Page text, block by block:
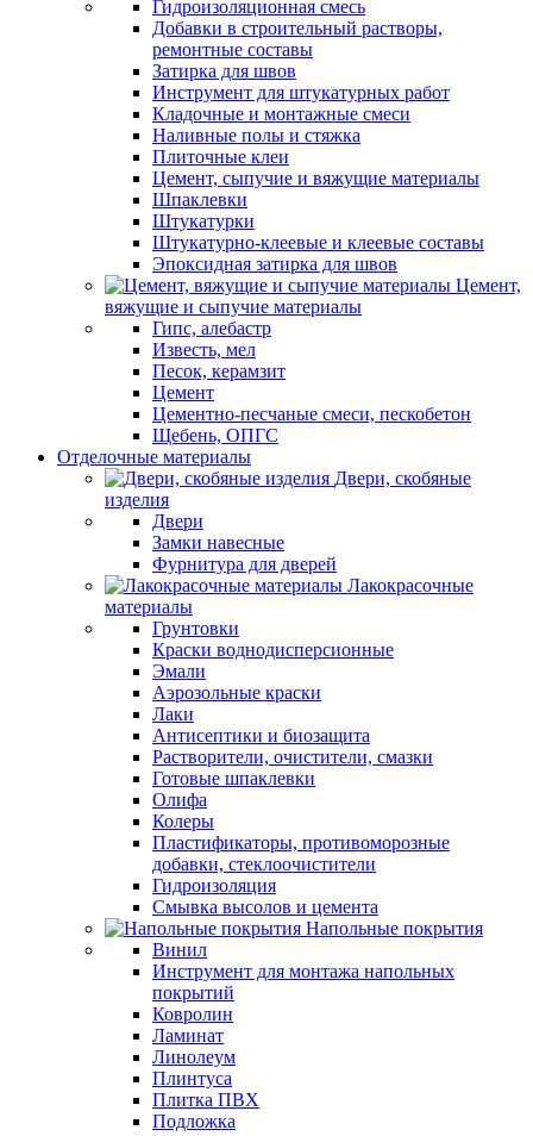
Гидроизоляционная смесь
Добавки в строительный растворы,
ремонтные составы
Затирка для швов
Инструмент для штукатурных работ
Кладочные и монтажные смеси
Наливные полы и стяжка
Плиточные клеи
Цемент, сыпучие и вяжущие материалы
Шпаклевки
Штукатурки
Штукатурно-клеевые и клеевые составы
Эпоксидная затирка для швов
Цемент,
вяжущие и сыпучие материалы
Гипс, алебастр
Известь, мел
Песок, керамзит
Цемент
Цементно-песчаные смеси, пескобетон
Щебень, ОПГС
Отделочные материалы
Двери, скобяные
изделия
Двери
Замки навесные
Фурнитура для дверей
Лакокрасочные
материалы
Грунтовки
Краски воднодисперсионные
Эмали
Аэрозольные краски
Лаки
Антисептики и биозащита
Растворители, очистители, смазки
Готовые шпаклевки
Олифа
Колеры
Пластификаторы, противоморозные
добавки, стеклоочистители
Гидроизоляция
Смывка высолов и цемента
Напольные покрытия
Винил
Инструмент для монтажа напольных
покрытий
Ковролин
Ламинат
Линолеум
Плинтуса
Плитка ПВХ
Подложка